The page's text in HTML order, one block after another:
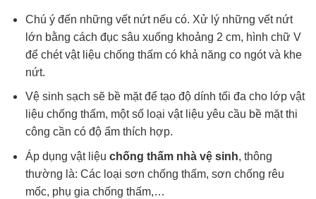
Chú ý đến những vết nứt nếu có. Xử lý những vết nứt
lớn bằng cách đục sâu xuống khoảng 2 cm, hình chữ V
để chét vật liệu chống thấm có khả năng co ngót và khe
nứt.
Vệ sinh sạch sẽ bề mặt để tạo độ dính tối đa cho lớp vật
liệu chống thấm, một số loại vật liệu yêu cầu bề mặt thi
công cần có độ ẩm thích hợp.
Áp dụng vật liệu chống thấm nhà vệ sinh, thông
thường là: Các loại sơn chống thấm, sơn chống rêu
mốc, phụ gia chống thấm,…